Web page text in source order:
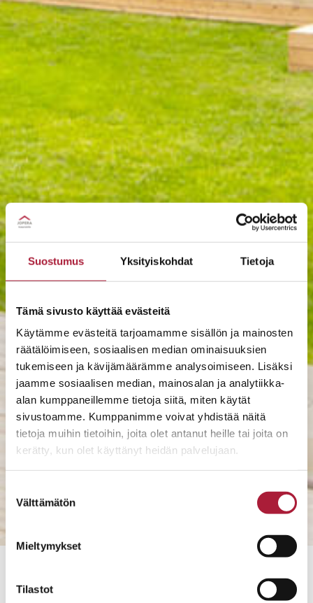
Suostumus Yksityiskohdat Tietoja
Tämä sivusto käyttää evästeitä
Käytämme evästeitä tarjoamamme sisällön ja mainosten
räätälöimiseen, sosiaalisen median ominaisuuksien
tukemiseen ja kävijämäärämme analysoimiseen. Lisäksi
jaamme sosiaalisen median, mainosalan ja analytiikka-
alan kumppaneillemme tietoja siitä, miten käytät
sivustoamme. Kumppanimme voivat yhdistää näitä
tietoja muihin tietoihin, joita olet antanut heille tai joita on
kerätty, kun olet käyttänyt heidän palvelujaan.
valinta
Välttämätön
Mieltymykset
Tilastot